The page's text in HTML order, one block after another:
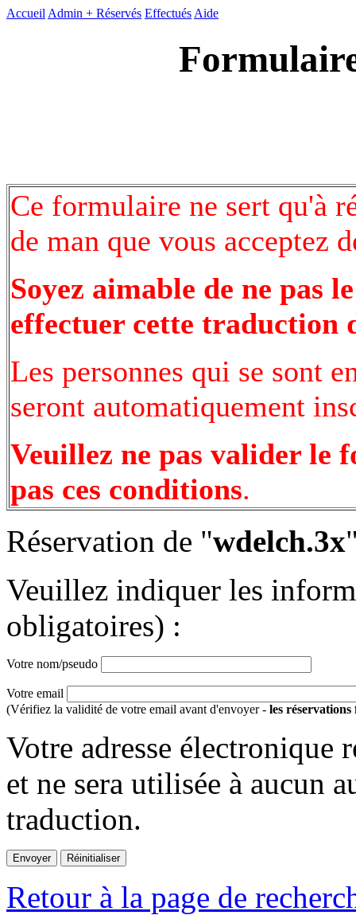
Accueil Admin + Réservés Effectués Aide
Ce formulaire ne sert qu'à
de man que vous acceptez
Soyez aimable de ne pas
effectuer cette traduction
Les personnes qui se sont
seront automatiquement
Veuillez ne pas valider le
pas ces conditions.
Réservation de "wdelch.3x
Veuillez indiquer les
obligatoires) :
Votre nom/pseudo
Votre email
(Vérifiez la validité de votre email avant d'envoyer - les réservations
Votre adresse électronique
et ne sera utilisée à aucun
traduction.
Retour à la page de